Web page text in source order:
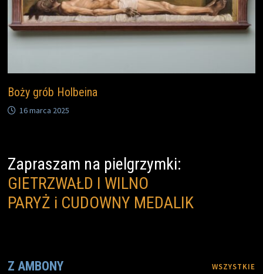
Boży grób Holbeina
16 marca 2025
Zapraszam na pielgrzymki:
GIETRZWAŁD I WILNO
PARYŻ i CUDOWNY MEDALIK
Z AMBONY WSZYSTKIE